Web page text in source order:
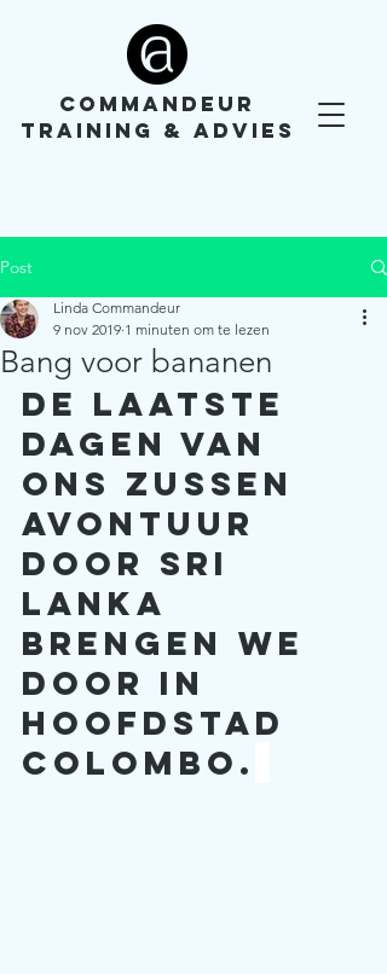
COMMANDEUR
TRAINING & ADVIES
Post
Bang voor bananen
Linda Commandeur
9 nov 2019 1 minuten om te lezen
De laatste
dagen van
ons zussen
avontuur
door Sri
Lanka
brengen we
door in
hoofdstad
Colombo.